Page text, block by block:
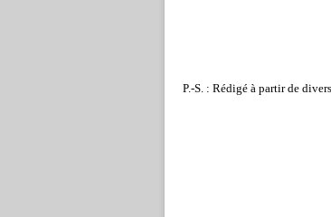
P.-S. : Rédigé à partir de